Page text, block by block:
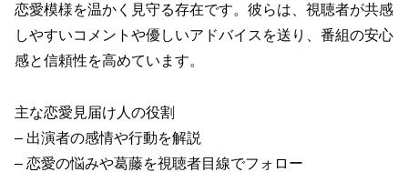
恋愛模様を温かく見守る存在です。彼らは、視聴者が共感
しやすいコメントや優しいアドバイスを送り、番組の安心
感と信頼性を高めています。
主な恋愛見届け人の役割
– 出演者の感情や行動を解説
– 恋愛の悩みや葛藤を視聴者目線でフォロー